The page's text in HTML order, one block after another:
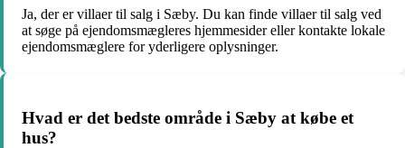
Ja, der er villaer til salg i Sæby. Du kan finde villaer til salg ved
at søge på ejendomsmægleres hjemmesider eller kontakte lokale
ejendomsmæglere for yderligere oplysninger.
Hvad er det bedste område i Sæby at købe et
hus?